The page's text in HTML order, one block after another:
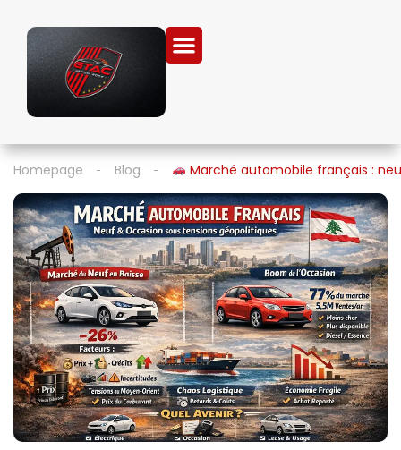
Homepage Blog Marché automobile français :